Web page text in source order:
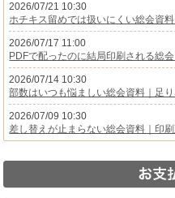
2026/07/21 10:30
ホチキス留めでは扱いにくい総会資
2026/07/17 11:00
PDFで配ったのに結局印刷される総
2026/07/14 10:30
部数はいつも悩ましい総会資料｜足
2026/07/09 10:30
差し替えが止まらない総会資料｜印